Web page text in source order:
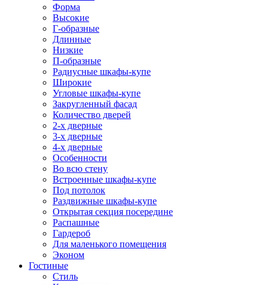
Форма
Высокие
Г-образные
Длинные
Низкие
П-образные
Радиусные шкафы-купе
Широкие
Угловые шкафы-купе
Закругленный фасад
Количество дверей
2-х дверные
3-х дверные
4-х дверные
Особенности
Во всю стену
Встроенные шкафы-купе
Под потолок
Раздвижные шкафы-купе
Открытая секция посередине
Распашные
Гардероб
Для маленького помещения
Эконом
Гостиные
Стиль